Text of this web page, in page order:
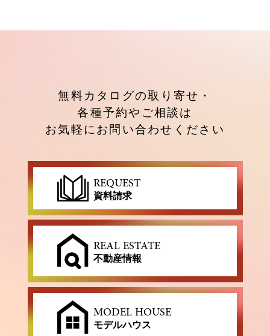
無料カタログの取り寄せ・
各種予約やご相談は
お気軽にお問い合わせください
REQUEST
資料請求
REAL ESTATE
不動産情報
MODEL HOUSE
モデルハウス